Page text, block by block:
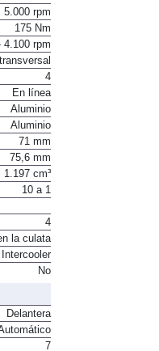
/ 77 kW
5.000 rpm
175 Nm
4.100 rpm
4
En línea
Aluminio
Aluminio
71 mm
75,6 mm
1.197 cm³
4
la culata
Delantera
Automático